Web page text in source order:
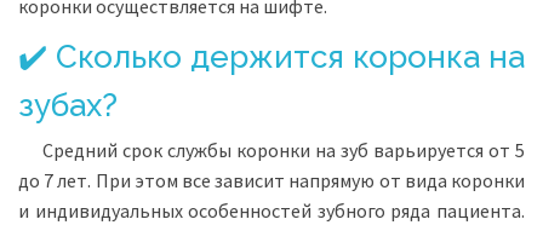
коронки осуществляется на шифте.
✔️ Сколько держится коронка на
зубах?
Средний срок службы коронки на зуб варьируется от 5
до 7 лет. При этом все зависит напрямую от вида коронки
и индивидуальных особенностей зубного ряда пациента.